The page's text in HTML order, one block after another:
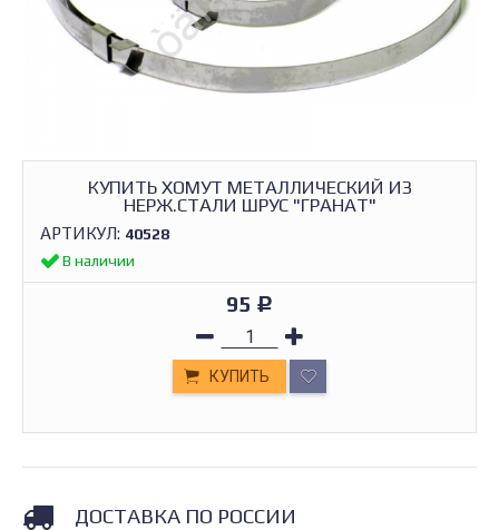
КУПИТЬ ХОМУТ МЕТАЛЛИЧЕСКИЙ ИЗ
НЕРЖ.СТАЛИ ШРУС "ГРАНАТ"
АРТИКУЛ: 40528
В наличии
95 Р
КУПИТЬ
ДОСТАВКА ПО РОССИИ